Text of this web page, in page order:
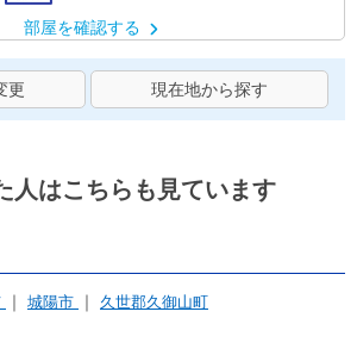
部屋を確認する
更 現在地から探す
人はこちらも見ています
城陽市 久世郡久御山町